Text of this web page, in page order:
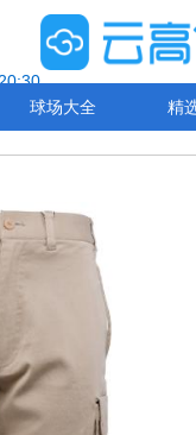
球场大全 精